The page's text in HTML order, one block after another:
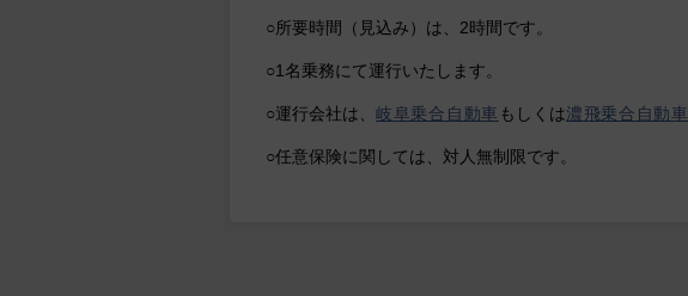
○所要時間（見込み）は、2時間です。
○1名乗務にて運行いたします。
○運行会社は、 岐阜乗合自動車 もしくは濃飛乗合自動車
○任意保険に関しては、対人無制限です。